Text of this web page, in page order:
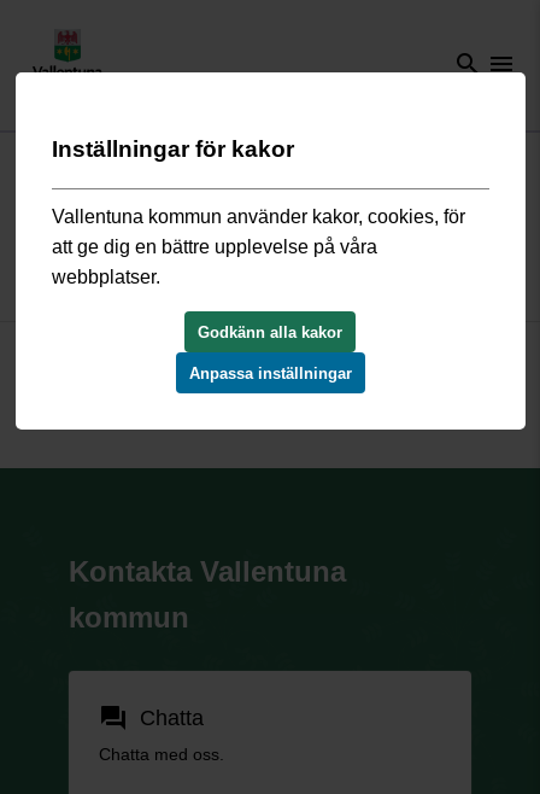
search menu
Start/Förskola och skola/Grundskola och fritidshem
här arbetar vi
Trygghet och studiero
Trygghet och studiero
Information kommer inom kort!
Kontakta Vallentuna
kommun
forum Chatta
Chatta med oss.
Inställningar för kakor
Vallentuna kommun använder kakor, cookies, för
att ge dig en bättre upplevelse på våra
webbplatser.
Godkänn alla kakor
Anpassa inställningar